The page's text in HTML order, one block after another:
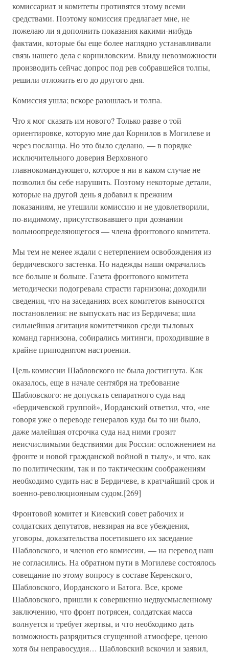
комиссариат и комитеты противятся этому всеми
средствами. Поэтому комиссия предлагает мне, не
пожелаю ли я дополнить показания какими-нибудь
фактами, которые бы еще более наглядно устанавливали
связь нашего дела с корниловским. Ввиду невозможности
производить сейчас допрос под рев собравшейся толпы,
решили отложить его до другого дня.
Комиссия ушла; вскоре разошлась и толпа.
Что я мог сказать им нового? Только разве о той
ориентировке, которую мне дал Корнилов в Могилеве и
через посланца. Но это было сделано, — в порядке
исключительного доверия Верховного
главнокомандующего, которое я ни в каком случае не
позволил бы себе нарушить. Поэтому некоторые детали,
которые на другой день я добавил к прежним
показаниям, не утешили комиссию и не удовлетворили,
по-видимому, присутствовавшего при дознании
вольноопределяющегося — члена фронтового комитета.
Мы тем не менее ждали с нетерпением освобождения из
бердичевского застенка. Но надежды наши омрачались
все больше и больше. Газета фронтового комитета
методически подогревала страсти гарнизона; доходили
сведения, что на заседаниях всех комитетов выносятся
постановления: не выпускать нас из Бердичева; шла
сильнейшая агитация комитетчиков среди тыловых
команд гарнизона, собирались митинги, проходившие в
крайне приподнятом настроении.
Цель комиссии Шабловского не была достигнута. Как
оказалось, еще в начале сентября на требование
Шабловского: не допускать сепаратного суда над
«бердичевской группой», Иорданский ответил, что, «не
говоря уже о переводе генералов куда бы то ни было,
даже малейшая отсрочка суда над ними грозит
неисчислимыми бедствиями для России: осложнением на
фронте и новой гражданской войной в тылу», и что, как
по политическим, так и по тактическим соображениям
необходимо судить нас в Бердичеве, в кратчайший срок и
военно-революционным судом.[269]
Фронтовой комитет и Киевский совет рабочих и
солдатских депутатов, невзирая на все убеждения,
уговоры, доказательства посетившего их заседание
Шабловского, и членов его комиссии, — на перевод наш
не согласились. На обратном пути в Могилеве состоялось
совещание по этому вопросу в составе Керенского,
Шабловского, Иорданского и Батога. Все, кроме
Шабловского, пришли к совершенно недвусмысленному
заключению, что фронт потрясен, солдатская масса
волнуется и требует жертвы, и что необходимо дать
возможность разрядиться сгущенной атмосфере, ценою
хотя бы неправосудия… Шабловский вскочил и заявил,